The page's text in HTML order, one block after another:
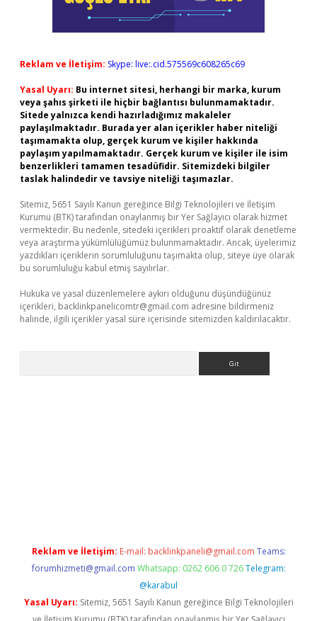
Reklam ve İletişim: Skype: live:.cid.575569c608265c69
Yasal Uyarı: Bu internet sitesi, herhangi bir marka, kurum
veya şahıs şirketi ile hiçbir bağlantısı bulunmamaktadır.
Sitede yalnızca kendi hazırladığımız makaleler
paylaşılmaktadır. Burada yer alan içerikler haber niteliği
taşımamakta olup, gerçek kurum ve kişiler hakkında
paylaşım yapılmamaktadır. Gerçek kurum ve kişiler ile isim
benzerlikleri tamamen tesadüfidir. Sitemizdeki bilgiler
taslak halindedir ve tavsiye niteliği taşımazlar.
Sitemiz, 5651 Sayılı Kanun gereğince Bilgi Teknolojileri ve İletişim
Kurumu (BTK) tarafından onaylanmış bir Yer Sağlayıcı olarak hizmet
vermektedir. Bu nedenle, sitedeki içerikleri proaktif olarak denetleme
veya araştırma yükümlülüğümüz bulunmamaktadır. Ancak, üyelerimiz
yazdıkları içeriklerin sorumluluğunu taşımakta olup, siteye üye olarak
bu sorumluluğu kabul etmiş sayılırlar.
Hukuka ve yasal düzenlemelere aykırı olduğunu düşündüğünüz
içerikleri, backlinkpanelicomtr@gmail.com adresine bildirmeniz
halinde, ilgili içerikler yasal süre içerisinde sitemizden kaldırılacaktır.
Reklam ve İletişim: E-mail: backlinkpaneli@gmail.com Teams:
forumhizmeti@gmail.com Whatsapp: 0262 606 0 726 Telegram:
@karabul
Yasal Uyarı: Sitemiz, 5651 Sayılı Kanun gereğince Bilgi Teknolojileri